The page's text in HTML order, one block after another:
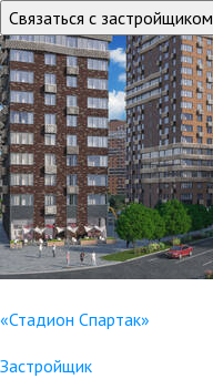
Связаться с застройщиком
«Стадион Спартак»
Застройщик